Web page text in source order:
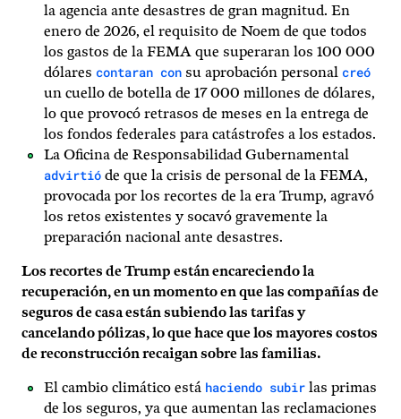
la agencia ante desastres de gran magnitud. En
enero de 2026, el requisito de Noem de que todos
los gastos de la FEMA que superaran los 100 000
dólares contaran con su aprobación personal creó
un cuello de botella de 17 000 millones de dólares,
lo que provocó retrasos de meses en la entrega de
los fondos federales para catástrofes a los estados.
La Oficina de Responsabilidad Gubernamental
advirtió de que la crisis de personal de la FEMA,
provocada por los recortes de la era Trump, agravó
los retos existentes y socavó gravemente la
preparación nacional ante desastres.
Los recortes de Trump están encareciendo la
recuperación, en un momento en que las compañías de
seguros de casa están subiendo las tarifas y
cancelando pólizas, lo que hace que los mayores costos
de reconstrucción recaigan sobre las familias.
El cambio climático está haciendo subir las primas
de los seguros, ya que aumentan las reclamaciones